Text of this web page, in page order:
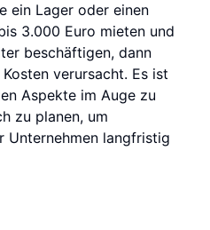
ein Lager oder einen
3.000 Euro mieten und
beschäftigen, dann
verursacht. Es ist
Aspekte im Auge zu
zu planen, um
Unternehmen langfristig